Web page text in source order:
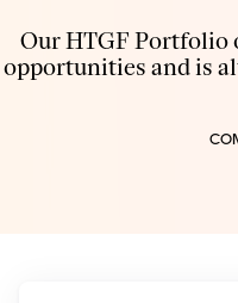
Our HTGF Portfolio
opportunities and is